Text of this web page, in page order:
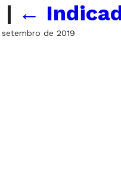
| ←
setembro de 2019